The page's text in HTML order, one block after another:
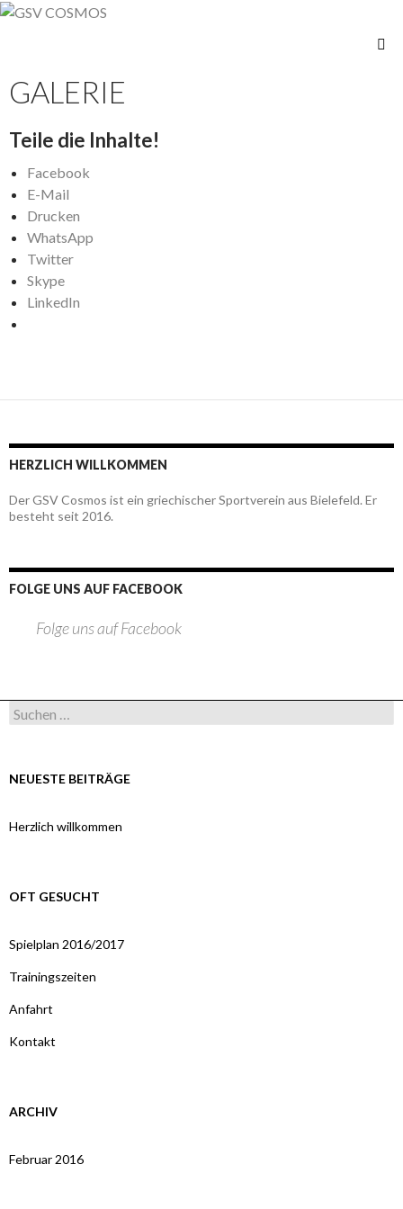
GALERIE
Teile die Inhalte!
Facebook
E-Mail
Drucken
WhatsApp
Twitter
Skype
LinkedIn
HERZLICH WILLKOMMEN
Der GSV Cosmos ist ein griechischer Sportverein aus Bielefeld. Er
besteht seit 2016.
FOLGE UNS AUF FACEBOOK
Folge uns auf Facebook
Suchen nach:
NEUESTE BEITRÄGE
Herzlich willkommen
OFT GESUCHT
Spielplan 2016/2017
Trainingszeiten
Anfahrt
Kontakt
ARCHIV
Februar 2016